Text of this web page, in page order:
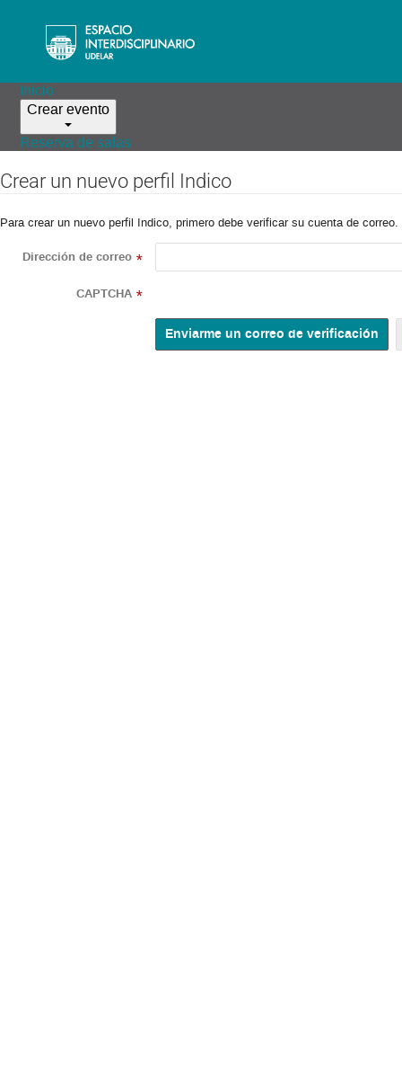
Inicio
Crear evento
Reserva de salas
Crear un nuevo perfil Indico
Para crear un nuevo perfil Indico, primero debe verificar su cuenta de correo.
Dirección de correo *
CAPTCHA *